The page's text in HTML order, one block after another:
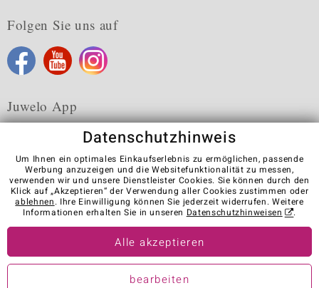
Folgen Sie uns auf
Juwelo App
Karriere AGB Datenschutz Cookies
Impressum
Kontakt
Vertrag widerrufen
Visit our stores in other countries:
© Juwelo Deutschland GmbH (ein Tochterunternehmen der elumeo
Datenschutzhinweis
Um Ihnen ein optimales Einkaufserlebnis zu ermöglichen, passende
Werbung anzuzeigen und die Websitefunktionalität zu messen,
verwenden wir und unsere Dienstleister Cookies. Sie können durch den
Klick auf „Akzeptieren“ der Verwendung aller Cookies zustimmen oder
ablehnen. Ihre Einwilligung können Sie jederzeit widerrufen. Weitere
Informationen erhalten Sie in unseren Datenschutzhinweisen .
Alle akzeptieren
bearbeiten